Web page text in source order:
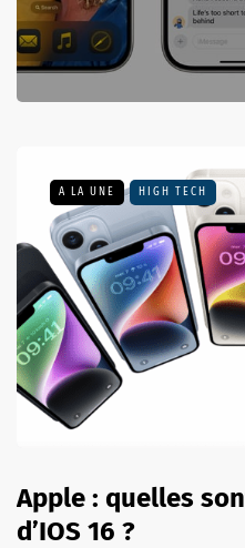
A LA UNE HIGH TECH
Apple : quelles
d’IOS 16 ?